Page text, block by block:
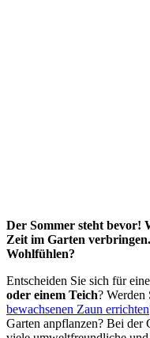
Der Sommer steht bevor!
Zeit im Garten
Wohlfühlen?
Entscheiden Sie sich für
oder einem Teich? Werden
bewachsenen Zaun errichten
Garten anpflanzen? Bei der